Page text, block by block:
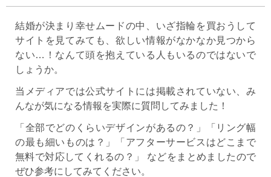
結婚が決まり幸せムードの中、いざ指輪を買おうして
サイトを見てみても、欲しい情報がなかなか見つから
ない…！なんて頭を抱えている人もいるのではないで
しょうか。
当メディアでは公式サイトには掲載されていない、み
んなが気になる情報を実際に質問してみました！
「全部でどのくらいデザインがあるの？」「リング幅
の最も細いものは？」「アフターサービスはどこまで
無料で対応してくれるの？」 などをまとめましたので
ぜひ参考にしてみてください。